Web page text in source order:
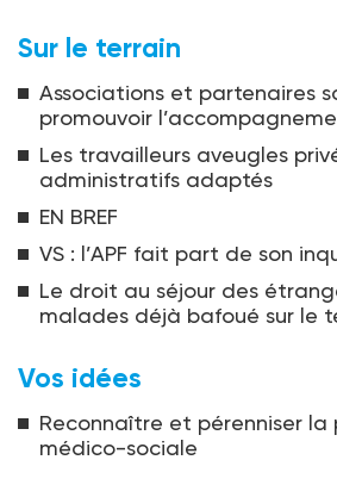
Sur le terrain
Associations et partenaires
promouvoir
Les travailleurs aveugles
administratifs adaptés
EN BREF
VS : l’APF fait part de son
Le droit au séjour des
malades déjà bafoué sur le
Vos idées
Reconnaître et pérenniser la
médico-sociale